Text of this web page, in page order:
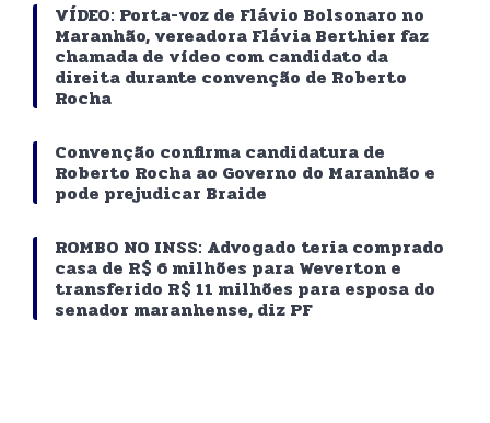
VÍDEO: Porta-voz de Flávio Bolsonaro no
Maranhão, vereadora Flávia Berthier faz
chamada de vídeo com candidato da
direita durante convenção de Roberto
Rocha
Convenção confirma candidatura de
Roberto Rocha ao Governo do Maranhão e
pode prejudicar Braide
ROMBO NO INSS: Advogado teria comprado
casa de R$ 6 milhões para Weverton e
transferido R$ 11 milhões para esposa do
senador maranhense, diz PF